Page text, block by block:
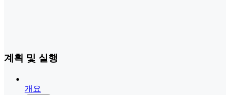
계획 및 실행
개요